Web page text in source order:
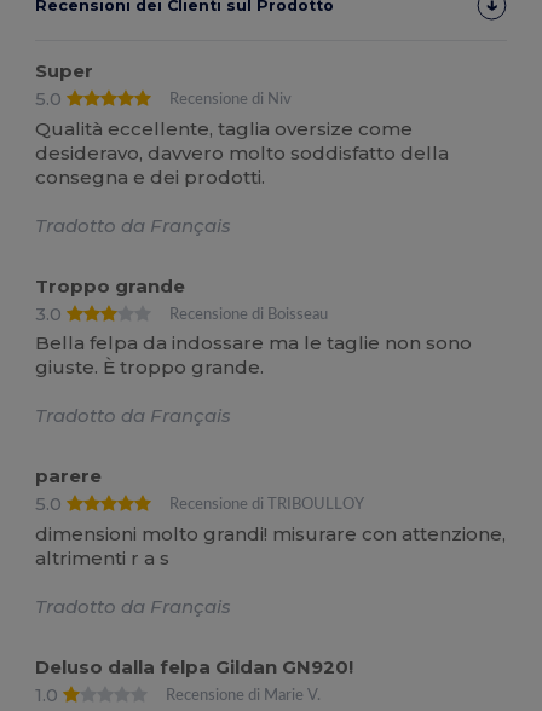
Recensioni dei Clienti sul Prodotto
Super
5.0
Recensione di Niv
Qualità eccellente, taglia oversize come
desideravo, davvero molto soddisfatto della
consegna e dei prodotti.
Tradotto da Français
Troppo grande
3.0
Recensione di Boisseau
Bella felpa da indossare ma le taglie non sono
giuste. È troppo grande.
Tradotto da Français
parere
5.0
Recensione di TRIBOULLOY
dimensioni molto grandi! misurare con attenzione,
altrimenti r a s
Tradotto da Français
Deluso dalla felpa Gildan GN920!
1.0
Recensione di Marie V.